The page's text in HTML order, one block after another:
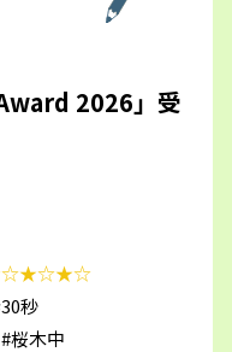
2026」受
秒
木中